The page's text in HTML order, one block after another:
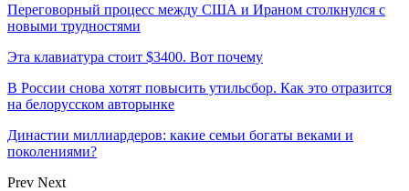
Переговорный процесс между США и Ираном столкнулся с
новыми трудностями
Эта клавиатура стоит $3400. Вот почему
В России снова хотят повысить утильсбор. Как это отразится
на белорусском авторынке
Династии миллиардеров: какие семьи богаты веками и
поколениями?
Prev Next